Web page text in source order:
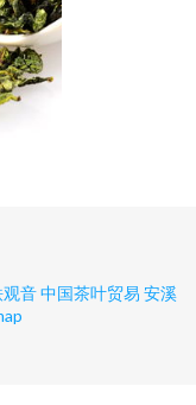
音中国茶叶贸易 安溪